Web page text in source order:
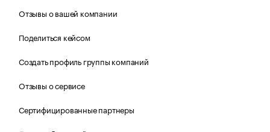
Отзывы о вашей компании
Поделиться кейсом
Создать профиль группы компаний
Отзывы о сервисе
Сертифицированные партнеры